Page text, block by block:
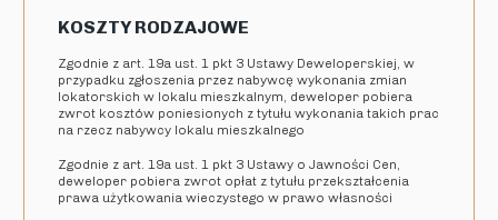
KOSZTY RODZAJOWE
Zgodnie z art. 19a ust. 1 pkt 3 Ustawy Deweloperskiej, w
przypadku zgłoszenia przez nabywcę wykonania zmian
lokatorskich w lokalu mieszkalnym, deweloper pobiera
zwrot kosztów poniesionych z tytułu wykonania takich prac
na rzecz nabywcy lokalu mieszkalnego
Zgodnie z art. 19a ust. 1 pkt 3 Ustawy o Jawności Cen,
deweloper pobiera zwrot opłat z tytułu przekształcenia
prawa użytkowania wieczystego w prawo własności